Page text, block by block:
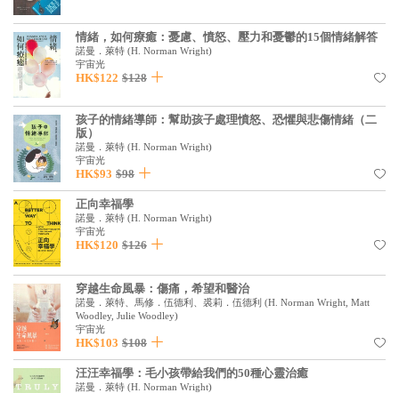
情緒，如何療癒：憂慮、憤怒、壓力和憂鬱的15個情緒解答
諾曼．萊特 (H. Norman Wright)
宇宙光
HK$122 $128
孩子的情緒導師：幫助孩子處理憤怒、恐懼與悲傷情緒（二
版）
諾曼．萊特 (H. Norman Wright)
宇宙光
HK$93 $98
正向幸福學
諾曼．萊特 (H. Norman Wright)
宇宙光
HK$120 $126
穿越生命風暴：傷痛，希望和醫治
諾曼．萊特、馬修．伍德利、裘莉．伍德利 (H. Norman Wright, Matt
Woodley, Julie Woodley)
宇宙光
HK$103 $108
汪汪幸福學：毛小孩帶給我們的50種心靈治癒
諾曼．萊特 (H. Norman Wright)